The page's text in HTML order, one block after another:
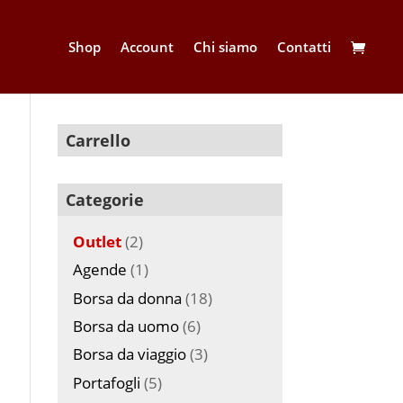
Shop Account Chi siamo Contatti
Carrello
Categorie
Outlet(2)
Agende (1)
Borsa da donna (18)
Borsa da uomo(6)
Borsa da viaggio(3)
Portafogli (5)